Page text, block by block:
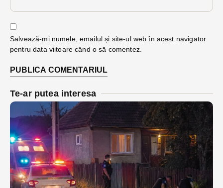
Salvează-mi numele, emailul și site-ul web în acest navigator
pentru data viitoare când o să comentez.
Te-ar putea interesa